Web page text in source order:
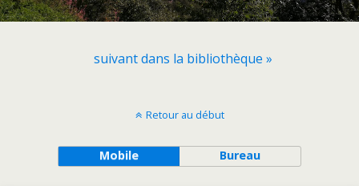
suivant dans la bibliothèque »
Retour au début
Mobile Bureau